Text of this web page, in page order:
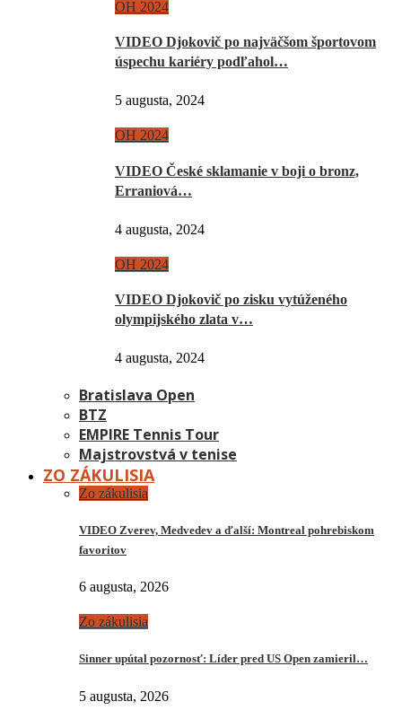
OH 2024
VIDEO Djokovič po najväčšom športovom
úspechu kariéry podľahol…
5 augusta, 2024
OH 2024
VIDEO České sklamanie v boji o bronz,
Erraniová…
4 augusta, 2024
OH 2024
VIDEO Djokovič po zisku vytúženého
olympijského zlata v…
4 augusta, 2024
Bratislava Open
BTZ
EMPIRE Tennis Tour
Majstrovstvá v tenise
ZO ZÁKULISIA
Zo zákulisia
VIDEO Zverev, Medvedev a ďalší: Montreal pohrebiskom
favoritov
6 augusta, 2026
Zo zákulisia
Sinner upútal pozornosť: Líder pred US Open zamieril…
5 augusta, 2026